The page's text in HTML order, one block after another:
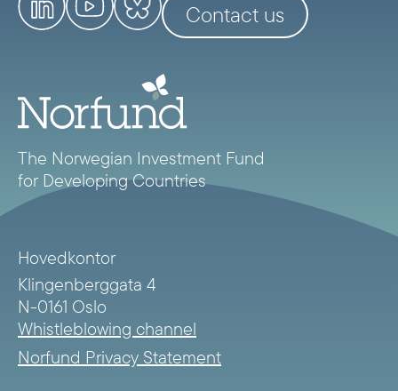
Contact us
The Norwegian Investment Fund
for Developing Countries
Hovedkontor
Klingenberggata 4
N-0161 Oslo
Whistleblowing channel
Norfund Privacy Statement